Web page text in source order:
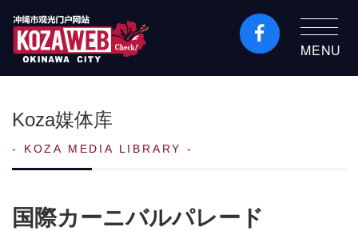
冲绳市旅游门户网站
MENU
Koza媒体库
KOZA MEDIA LIBRARY
国際カーニバルパレード